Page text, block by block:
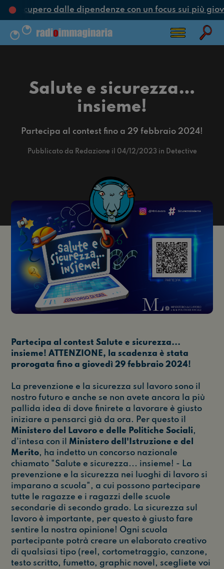
recupero dalle dipendenze con un focus sui più
Salute e sicurezza…
insieme!
Partecipa al contest fino a 29 febbraio 2024!
Pubblicato da Redazione il 04/12/2023 in Detective
Partecipa al contest Salute e sicurezza...
insieme! ATTENZIONE, la scadenza è stata
prorogata fino a giovedì 29 febbraio 2024!
La prevenzione e la sicurezza sul lavoro sono il
nostro futuro e anche se non avete ancora la più
pallida idea di dove finirete a lavorare è giusto
iniziare a pensarci già da ora. Per questo il
Ministero del Lavoro e delle Politiche Sociali,
d'intesa con il Ministero dell'Istruzione e del
Merito, ha indetto un concorso nazionale
chiamato "Salute e sicurezza... insieme! - La
prevenzione e la sicurezza nei luoghi di lavoro si
imparano a scuola", a cui possono partecipare
tutte le ragazze e i ragazzi delle scuole
secondarie di secondo grado. La sicurezza sul
lavoro è importante, per questo è giusto fare
sentire la nostra opinione! Ogni scuola
partecipante potrà creare un elaborato creativo
di qualsiasi tipo (reel, cortometraggio, canzone,
testo scritto, fumetto, graphic novel, scegliete voi